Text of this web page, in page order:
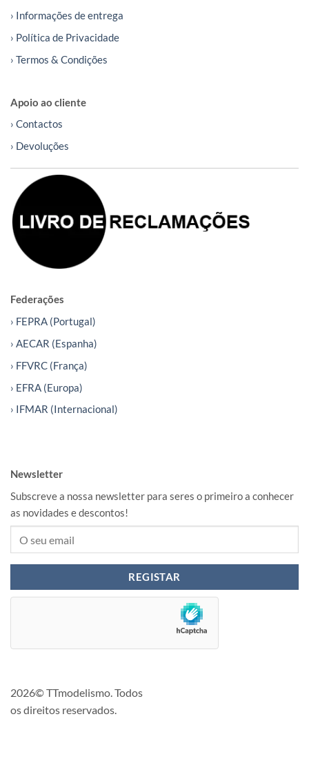
› Informações de entrega
› Política de Privacidade
› Termos & Condições
Apoio ao cliente
› Contactos
› Devoluções
Federações
› FEPRA (Portugal)
› AECAR (Espanha)
› FFVRC (França)
› EFRA (Europa)
› IFMAR (Internacional)
Newsletter
Subscreve a nossa newsletter para seres o primeiro a conhecer
as novidades e descontos!
2026© TTmodelismo. Todos
os direitos reservados.